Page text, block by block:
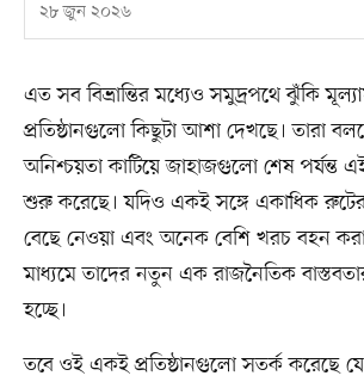
২৮ জুন ২০২৬
এত সব বিভ্রান্তির মধ্যেও সমুদ্রপথে ঝুঁকি
প্রতিষ্ঠানগুলো কিছুটা আশা দেখছে। তারা
অনিশ্চয়তা কাটিয়ে জাহাজগুলো শেষ পর্যন্ত
শুরু করেছে। যদিও একই সঙ্গে একাধিক
বেছে নেওয়া এবং অনেক বেশি খরচ বহন
মাধ্যমে তাদের নতুন এক রাজনৈতিক
হচ্ছে।
তবে ওই একই প্রতিষ্ঠানগুলো সতর্ক করেছে